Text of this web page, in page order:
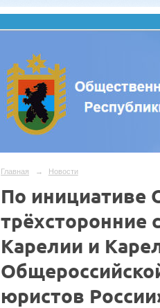
Главная → Новости
По инициативе
трёхсторонние
Карелии и
юристов